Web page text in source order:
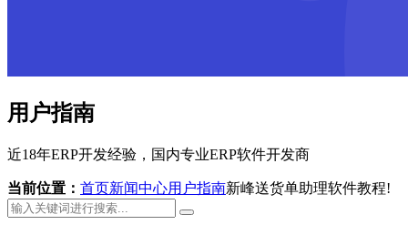
用户指南
近18年ERP开发经验，国内专业ERP软件开发商
当前位置： 首页新闻中心用户指南新峰送货单助理软件教程!